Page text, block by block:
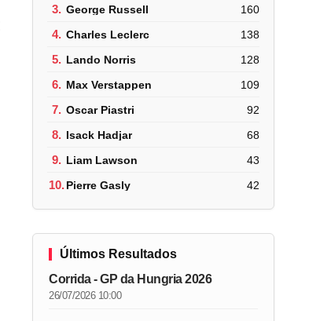
3. George Russell 160
4. Charles Leclerc 138
5. Lando Norris 128
6. Max Verstappen 109
7. Oscar Piastri 92
8. Isack Hadjar 68
9. Liam Lawson 43
10.Pierre Gasly 42
Últimos Resultados
Corrida - GP da Hungria 2026
26/07/2026 10:00